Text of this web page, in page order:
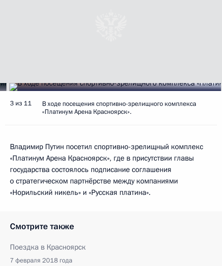
3 из 11
В ходе посещения спортивно-зрелищного комплекса
«Платинум Арена Красноярск».
Владимир Путин посетил спортивно-зрелищный комплекс
«Платинум Арена Красноярск», где в присутствии главы
государства состоялось подписание соглашения
о стратегическом партнёрстве между компаниями
«Норильский никель» и «Русская платина».
Смотрите также
Поездка в Красноярск
7 февраля 2018 года